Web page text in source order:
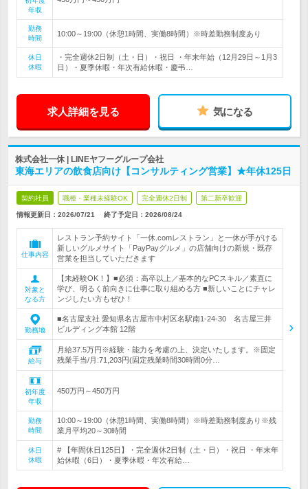
年収
勤務
時間
10:00～19:00（休憩1時間、実働8時間）※時差勤務制度あり
休日
休暇
・完全週休2日制（土・日）・祝日 ・年末年始（12月29日～1月3
日）・夏季休暇・年次有給休暇・慶弔…
求人詳細を見る 気になる
株式会社一休 | LINEヤフーグループ会社
東海エリアの飲食店向け【コンサルティング営業】★年休125日
契約社員 職種・業種未経験OK 完全週休2日制 第二新卒歓迎
情報更新日：2026/07/21 終了予定日： 2026/08/24
仕事内容
レストラン予約サイト「一休.comレストラン」と一休が手がける
新しいグルメサイト「PayPayグルメ」の店舗向けの新規・既存
営業を担当していただきます
対象と
なる方
【未経験OK！】■必須：高卒以上／基本的なPCスキル／素直に
学び、明るく前向きに仕事に取り組める方 ■新しいことにチャレ
ンジしたい方もぜひ！
勤務地
■名古屋支社 愛知県名古屋市中村区名駅南1-24-30 名古屋三井
ビルディング本館 12階
給与
月給37.5万円※経験・能力を考慮の上、決定いたします。※固定
残業手当/月:71,203円(固定残業時間30時間0分…
初年度
年収
450万円～450万円
勤務
時間
10:00～19:00（休憩1時間、実働8時間）※時差勤務制度あり※残
業月平均20～30時間
休日
休暇
# 【年間休日125日】・完全週休2日制（土・日）・祝日 ・年末年
始休暇（6日）・夏季休暇・年次有給…